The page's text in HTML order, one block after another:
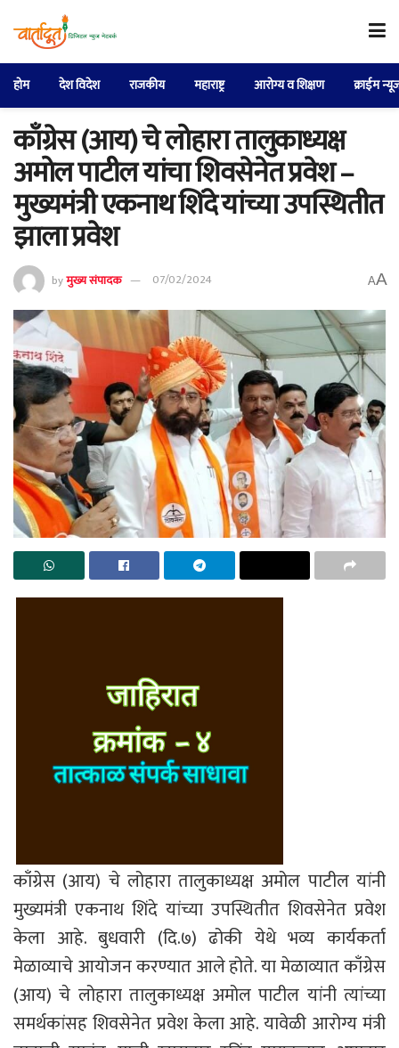
होम देश विदेश राजकीय महाराष्ट्र आरोग्य व शिक्षण क्राईम
काँग्रेस (आय) चे लोहारा तालुकाध्यक्ष
अमोल पाटील यांचा शिवसेनेत प्रवेश –
मुख्यमंत्री एकनाथ शिंदे यांच्या उपस्थितीत
झाला प्रवेश
byमुख्य संपादक 07/02/2024 AA
काँग्रेस (आय) चे लोहारा तालुकाध्यक्ष अमोल पाटील यांनी
मुख्यमंत्री एकनाथ शिंदे यांच्या उपस्थितीत शिवसेनेत प्रवेश
केला आहे. बुधवारी (दि.७) ढोकी येथे भव्य कार्यकर्ता
मेळाव्याचे आयोजन करण्यात आले होते. या मेळाव्यात काँग्रेस
(आय) चे लोहारा तालुकाध्यक्ष अमोल पाटील यांनी त्यांच्या
समर्थकांसह शिवसेनेत प्रवेश केला आहे. यावेळी आरोग्य मंत्री